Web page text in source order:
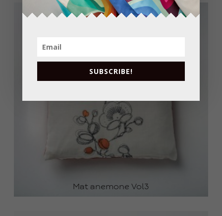
Mat anemone Vol3
SUBSCRIBE!